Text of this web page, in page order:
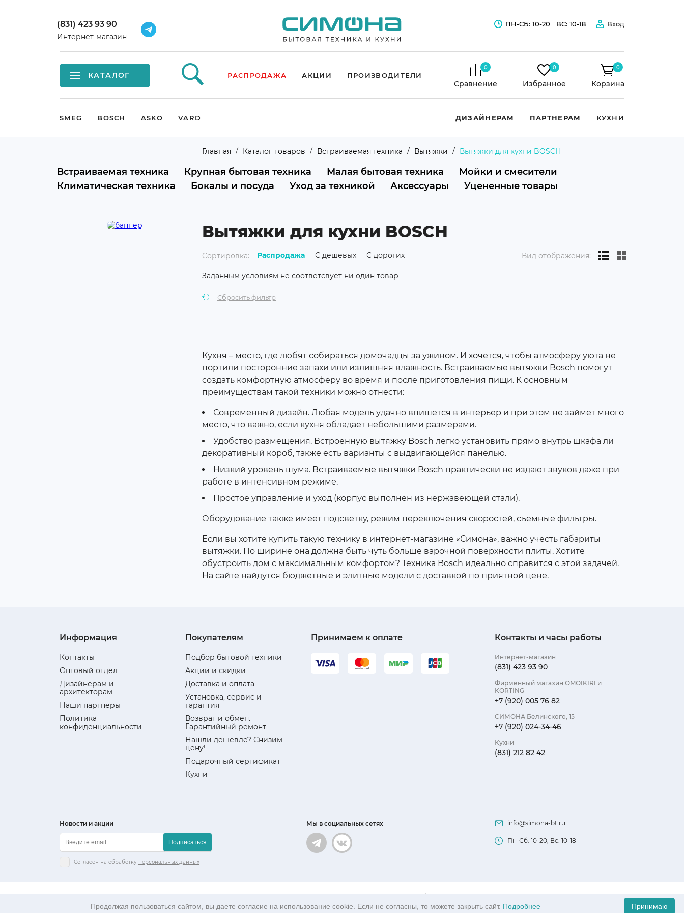
(831) 423 93 90
Интернет-магазин
ПН-СБ: 10-20 ВС: 10-18 Вход
КАТАЛОГ
Мойки и смесители
РАСПРОДАЖА АКЦИИ ПРОИЗВОДИТЕЛИ
Сравнение
0
Избранное
0
Корзина
0
SMEG BOSCH ASKO VARD ДИЗАЙНЕРАМ ПАРТНЕРАМ КУХНИ
Главная Каталог товаров Встраиваемая техника Вытяжки Вытяжки для кухни BOSCH
Встраиваемая техника Крупная бытовая техника Малая бытовая техника
Мойки и смесители
Климатическая техника
Бокалы и посуда Уход за техникой Аксессуары Уцененные товары
Вытяжки для кухни BOSCH
Сортировка: Распродажа С дешевых С дорогих Вид отображения:
Заданным условиям не соответсвует ни один товар
Сбросить фильтр
Кухня – место, где любят собираться домочадцы за ужином. И хочется, чтобы атмосферу уюта не
портили посторонние запахи или излишняя влажность. Встраиваемые вытяжки Bosch помогут
создать комфортную атмосферу во время и после приготовления пищи. К основным
преимуществам такой техники можно отнести:
Современный дизайн. Любая модель удачно впишется в интерьер и при этом не займет много
место, что важно, если кухня обладает небольшими размерами.
Удобство размещения. Встроенную вытяжку Bosch легко установить прямо внутрь шкафа ли
декоративный короб, также есть варианты с выдвигающейся панелью.
Низкий уровень шума. Встраиваемые вытяжки Bosch практически не издают звуков даже при
работе в интенсивном режиме.
Простое управление и уход (корпус выполнен из нержавеющей стали).
Оборудование также имеет подсветку, режим переключения скоростей, съемные фильтры.
Если вы хотите купить такую технику в интернет-магазине «Симона», важно учесть габариты
вытяжки. По ширине она должна быть чуть больше варочной поверхности плиты. Хотите
обустроить дом с максимальным комфортом? Техника Bosch идеально справится с этой задачей.
На сайте найдутся бюджетные и элитные модели с доставкой по приятной цене.
Информация
Контакты
Оптовый отдел
Дизайнерам и
архитекторам
Наши партнеры
Политика
конфиденциальности
Покупателям
Подбор бытовой техники
Акции и скидки
Доставка и оплата
Установка, сервис и
гарантия
Возврат и обмен.
Гарантийный ремонт
Нашли дешевле? Снизим
цену!
Подарочный сертификат
Кухни
Контакты и часы работы
Интернет-магазин
(831) 423 93 90
Фирменный магазин OMOIKIRI и
KORTING
+7 (920) 005 76 82
СИМОНА Белинского, 15
+7 (920) 024-34-46
Кухни
(831) 212 82 42
Принимаем к оплате
Мы в социальных сетях
Новости и акции
Подписаться
Согласен на обработку персональных данных
info@simona-bt.ru
Пн-Сб: 10-20, Вс: 10-18
Гражданского кодекса РФ.
Принимаю
Продолжая пользоваться сайтом, вы даете согласие на использование cookie. Если не согласны, то можете закрыть сайт. Подробнее